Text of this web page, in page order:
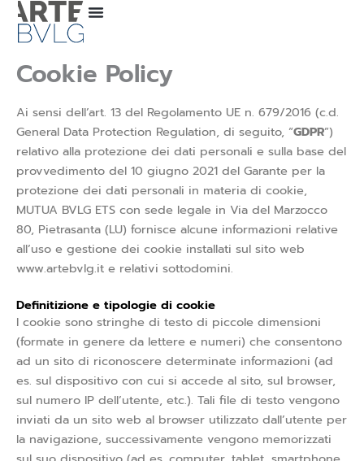
contenuto
Cookie Policy
Ai sensi dell’art. 13 del Regolamento UE n. 679/2016 (c.d.
General Data Protection Regulation, di seguito, “GDPR”)
relativo alla protezione dei dati personali e sulla base del
provvedimento del 10 giugno 2021 del Garante per la
protezione dei dati personali in materia di cookie,
MUTUA BVLG ETS con sede legale in Via del Marzocco
80, Pietrasanta (LU) fornisce alcune informazioni relative
all’uso e gestione dei cookie installati sul sito web
www.artebvlg.it e relativi sottodomini.
Definitizione e tipologie di cookie
I cookie sono stringhe di testo di piccole dimensioni
(formate in genere da lettere e numeri) che consentono
ad un sito di riconoscere determinate informazioni (ad
es. sul dispositivo con cui si accede al sito, sul browser,
sul numero IP dell’utente, etc.). Tali file di testo vengono
inviati da un sito web al browser utilizzato dall’utente per
la navigazione, successivamente vengono memorizzati